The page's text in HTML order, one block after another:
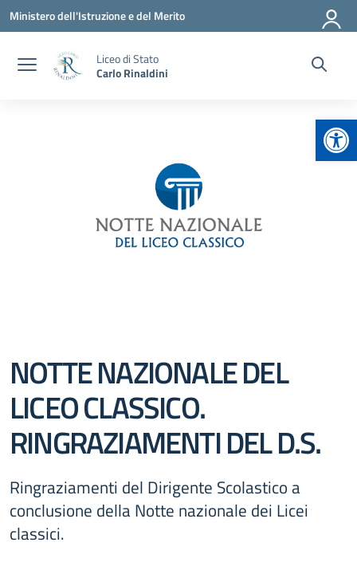
Vai ai contenuti
Vai al menu di navigazione
Vai al footer
Ministero dell'Istruzione e del Merito
Liceo di Stato
Carlo Rinaldini
NOTTE NAZIONALE DEL
LICEO CLASSICO.
RINGRAZIAMENTI DEL D.S.
Ringraziamenti del Dirigente Scolastico a
conclusione della Notte nazionale dei Licei
classici.